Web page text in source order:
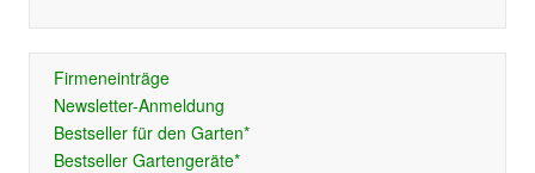
Firmeneinträge
Newsletter-Anmeldung
Bestseller für den Garten*
Bestseller Gartengeräte*